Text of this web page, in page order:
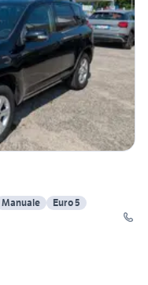
Manuale
Euro 5